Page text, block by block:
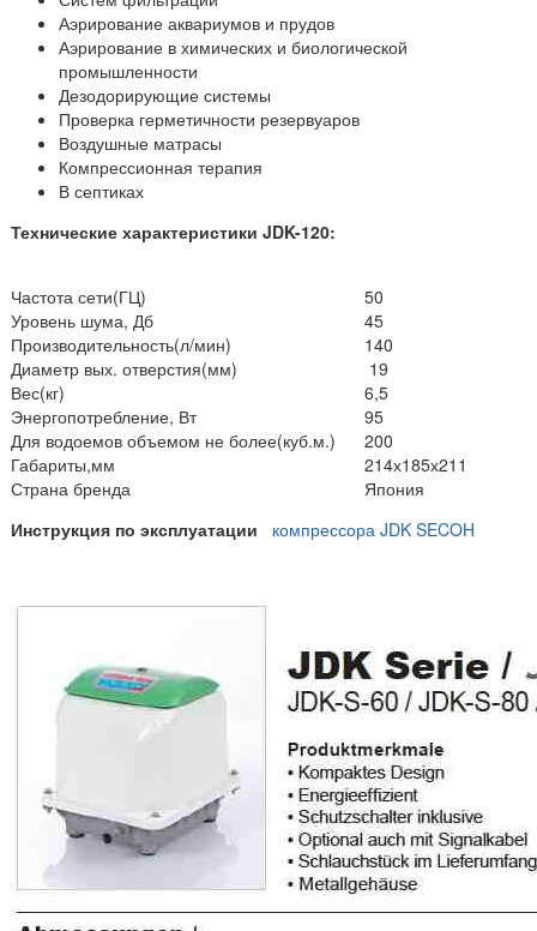
Аэрирование аквариумов и прудов
Аэрирование в химических и биологической
промышленности
Дезодорирующие системы
Проверка герметичности резервуаров
Воздушные матрасы
Компрессионная терапия
В септиках
Технические характеристики JDK-120:
Частота сети(ГЦ)
50
Уровень шума, Дб
45
Производительность(л/мин)
140
Диаметр вых. отверстия(мм)
19
Вес(кг)
6,5
Энергопотребление, Вт
95
Для водоемов объемом не более(куб.м.)
200
Габариты,мм
214х185х211
Страна бренда
Япония
Инструкция по эксплуатации
компрессора JDK SECOH